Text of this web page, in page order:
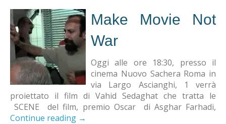
Make Movie Not
War
Oggi alle ore 18:30, presso il
cinema Nuovo Sachera Roma in
via Largo Ascianghi, 1 verrà
proiettato il film di Vahid Sedaghat che tratta le
SCENE del film, premio Oscar di Asghar Farhadi,
Continue reading →